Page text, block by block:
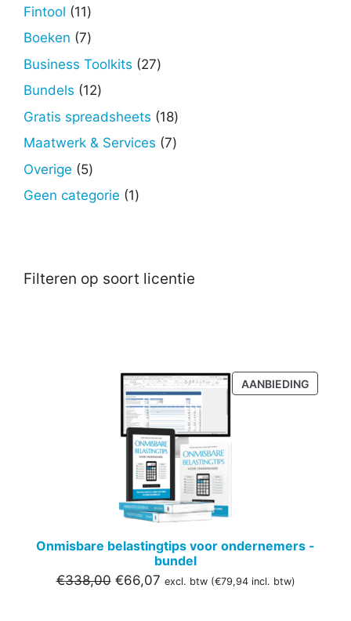
Fintool 1111
producten
Boeken 77
producten
Business Toolkits 2727
Bundels 1212
producten
Gratis spreadsheets 1818
producten
Maatwerk & Services 77
Overige 55
producten
Geen categorie 11
Filteren op soort licentie
AANBIEDING
IN
Onmisbare belastingtips voor ondernemers -
bundel
€338,00 Oorspronkelijke
€66,07Huidige
excl. btw (€79,94incl. btw)